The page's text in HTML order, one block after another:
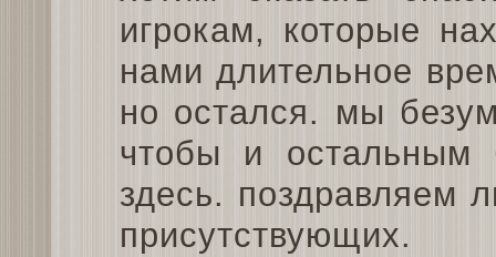
игрокам, которые
нами длительное
но остался. мы
чтобы и
здесь. поздравляем
присутствующих.